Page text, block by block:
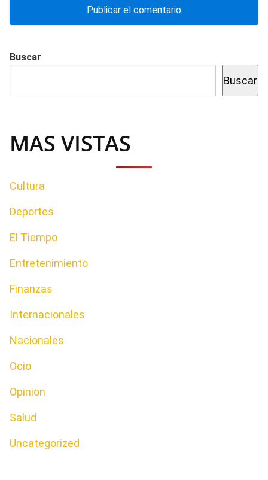
Buscar
Buscar
MAS VISTAS
Cultura
Deportes
El Tiempo
Entretenimiento
Finanzas
Internacionales
Nacionales
Ocio
Opinion
Salud
Uncategorized